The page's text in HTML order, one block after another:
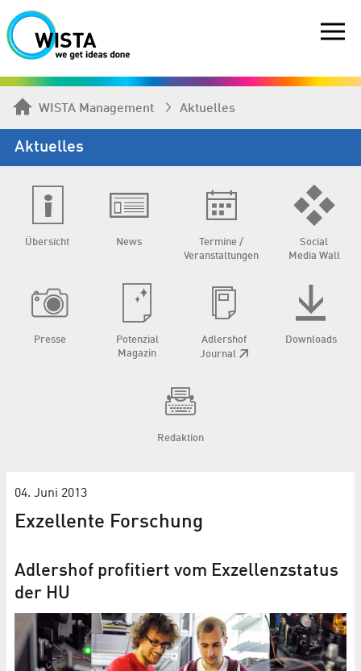
WISTA Management Aktuelles
Aktuelles
Übersicht News
Termine /
Veranstaltungen
Social
Media Wall
Presse
Potenzial
Magazin
Adlershof
Journal
Downloads
Redaktion
04. Juni 2013
Exzellente Forschung
Adlershof profitiert vom Exzellenzstatus
der HU